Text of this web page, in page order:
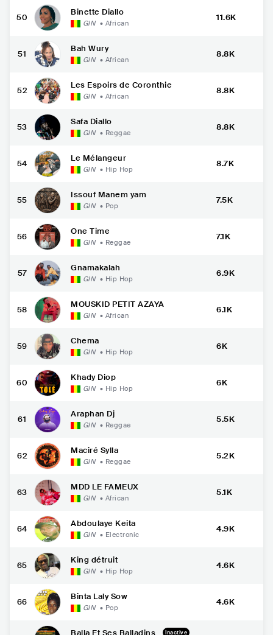
50
Binette Diallo
GIN • African
11.6K
51
Bah Wury
GIN • African
8.8K
52
Les Espoirs de Coronthie
GIN • African
8.8K
53
Safa Diallo
GIN • Reggae
8.8K
54
Le Mélangeur
GIN • Hip Hop
8.7K
55
Issouf Manem yam
GIN • Pop
7.5K
56
One Time
GIN • Reggae
7.1K
57
Gnamakalah
GIN • Hip Hop
6.9K
58
MOUSKID PETIT AZAYA
GIN • African
6.1K
59
Chema
GIN • Hip Hop
6K
60
Khady Diop
GIN • Hip Hop
6K
61
Araphan Dj
GIN • Reggae
5.5K
62
Maciré Sylla
GIN • Reggae
5.2K
63
MDD LE FAMEUX
GIN • African
5.1K
64
Abdoulaye Keita
GIN • Electronic
4.9K
65
King détruit
GIN • Hip Hop
4.6K
66
Binta Laly Sow
GIN • Pop
4.6K
Balla Et Ses Balladins Inactive